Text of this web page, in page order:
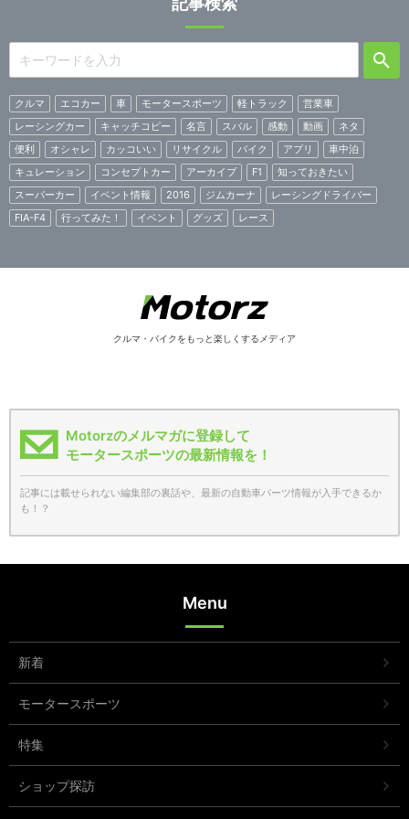
クルマ エコカー 車 モータースポーツ 軽トラック
営業車
レーシングカー
キャッチコピー 名言 スバル 感動 動画
ネタ
便利
オシャレ カッコいい リサイクル バイク アプリ
車中泊
キュレーション
コンセプトカー アーカイブ F1
知っておきたい
スーパーカー
イベント情報 2016 ジムカーナ
レーシングドライバー
FIA-F4
行ってみた！ イベント グッズ レース
クルマ・バイクをもっと楽しくするメディア
Motorzのメルマガに登録して
モータースポーツの最新情報を！
記事には載せられない編集部の裏話や、最新の自動車パーツ情報が入手できるか
も！？
Menu
新着
モータースポーツ
特集
ショップ探訪